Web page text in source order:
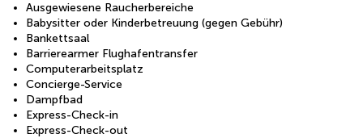
Ausgewiesene Raucherbereiche
Babysitter oder Kinderbetreuung (gegen Gebühr)
Bankettsaal
Barrierearmer Flughafentransfer
Computerarbeitsplatz
Concierge-Service
Dampfbad
Express-Check-in
Express-Check-out